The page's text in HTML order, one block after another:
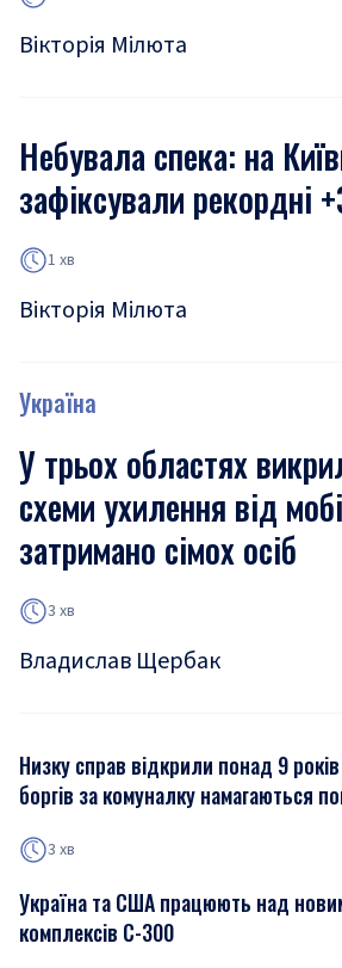
Вікторія Мілюта
Небувала спека: на
зафіксували рекордні
1 хв
Вікторія Мілюта
Україна
У трьох областях
схеми ухилення від
затримано сімох осіб
3 хв
Владислав Щербак
Низку справ відкрили понад 9
боргів за комуналку намагаються
3 хв
Україна та США працюють над
комплексів С-300